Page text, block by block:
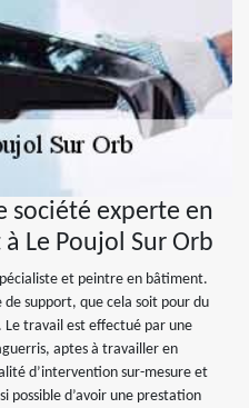
société experte en
Le Poujol Sur Orb
et peintre en bâtiment.
support, que cela soit pour du
travail est effectué par une
aptes à travailler en
d’intervention sur-mesure et
possible d’avoir une prestation